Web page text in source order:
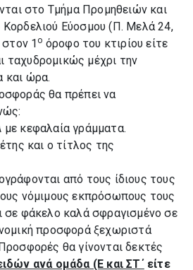
στο Τμήμα Προμηθειών και
Εύοσμου (Π. Μελά 24,
1 ο όροφο του κτιρίου είτε
μέχρι την
και ώρα.
θα πρέπει να
κεφαλαία γράμματα.
και ο τίτλος της
από τους ίδιους τους
νόμιμους εκπρόσωπους τους
σε φάκελο καλά σφραγισμένο σε
προσφορά ξεχωριστά
θα γίνονται δεκτές
ανά ομάδα (Ε και ΣΤ΄είτε